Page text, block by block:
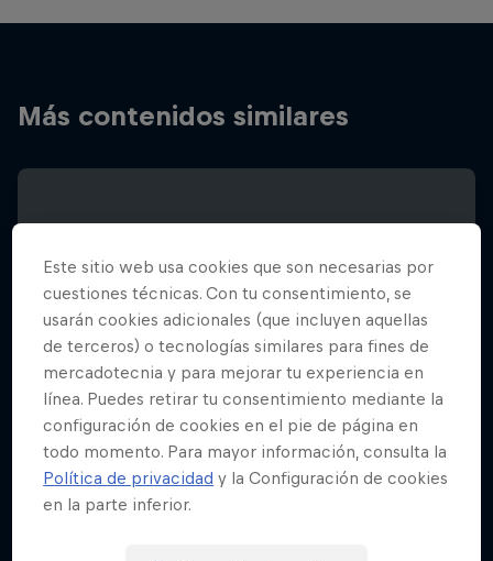
Más contenidos similares
Red Bull Batalla Final Torneo de Plazas
Este sitio web usa cookies que son necesarias por
cuestiones técnicas. Con tu consentimiento, se
usarán cookies adicionales (que incluyen aquellas
de terceros) o tecnologías similares para fines de
mercadotecnia y para mejorar tu experiencia en
línea. Puedes retirar tu consentimiento mediante la
configuración de cookies en el pie de página en
todo momento. Para mayor información, consulta la
Política de privacidad y la Configuración de cookies
en la parte inferior.